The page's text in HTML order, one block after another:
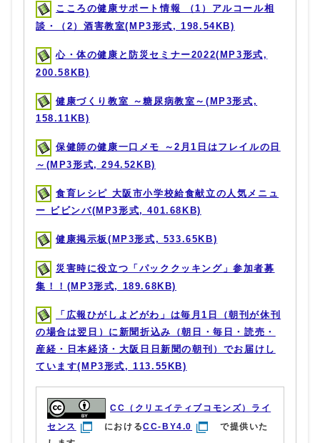
こころの健康サポート情報 （1）アルコール相
談・（2）酒害教室(MP3形式, 198.54KB)
心・体の健康と防災セミナー2022(MP3形式,
200.58KB)
健康づくり教室 ～糖尿病教室～(MP3形式,
158.11KB)
保健師の健康一口メモ ～2月1日はフレイルの日
～(MP3形式, 294.52KB)
食育レシピ 大阪市小学校給食献立の人気メニュ
ー ビビンバ(MP3形式, 401.68KB)
健康掲示板(MP3形式, 533.65KB)
災害時に役立つ「パッククッキング」参加者募
集！！(MP3形式, 189.68KB)
「広報ひがしよどがわ」は毎月1日（朝刊が休刊
の場合は翌日）に新聞折込み（朝日・毎日・読売・
産経・日本経済・大阪日日新聞の朝刊）でお届けし
ています(MP3形式, 113.55KB)
CC（クリエイティブコモンズ）ライ
センス
におけるCC-BY4.0
で提供いた